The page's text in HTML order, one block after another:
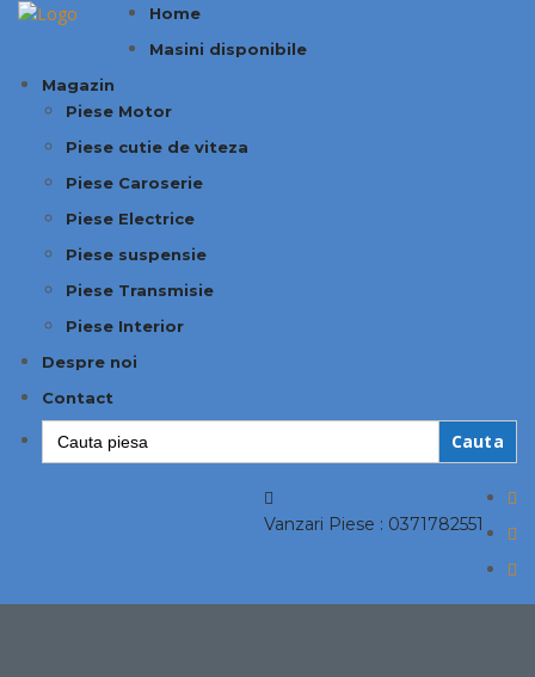
Home
Masini disponibile
Magazin
Piese Motor
Piese cutie de viteza
Piese Caroserie
Piese Electrice
Piese suspensie
Piese Transmisie
Piese Interior
Despre noi
Contact
Search
for:
Vanzari Piese : 0371782551